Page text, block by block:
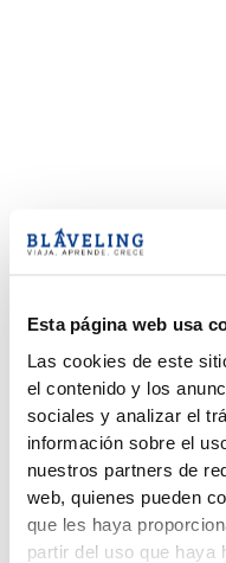
Esta página web usa
Las cookies de este
el contenido y los
sociales y analizar el
información sobre el
nuestros partners de
web, quienes pueden
que les haya
partir del uso que haya